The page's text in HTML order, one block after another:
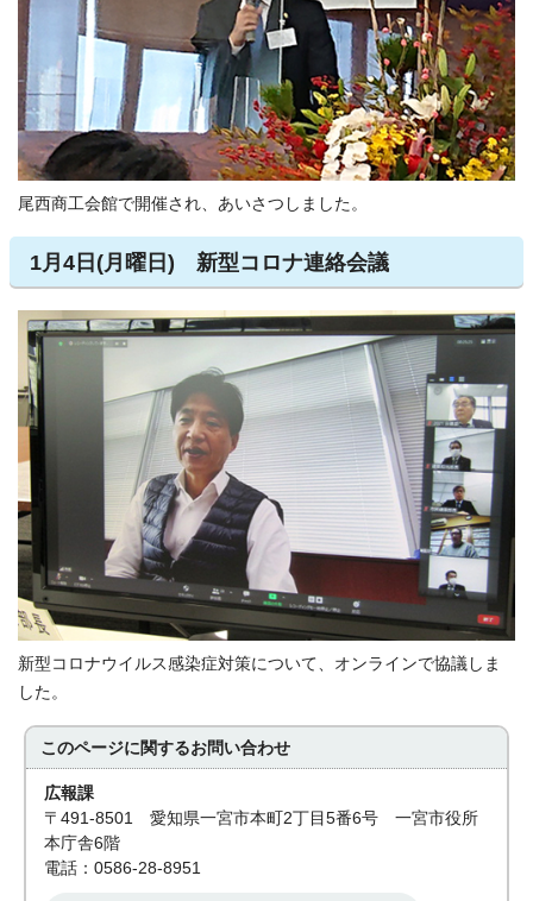
尾西商工会館で開催され、あいさつしました。
1月4日(月曜日) 新型コロナ連絡会議
新型コロナウイルス感染症対策について、オンラインで協議しま
した。
このページに関するお問い合わせ
広報課
〒491-8501 愛知県一宮市本町2丁目5番6号 一宮市役所
本庁舎6階
電話：0586-28-8951